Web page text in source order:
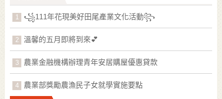
꧁111年花現美好田尾產業文化活動꧂
溫馨的五月即將到來💕
農業金融機構辦理青年安居購屋優惠貸款
農業部獎勵農漁民子女就學實施要點